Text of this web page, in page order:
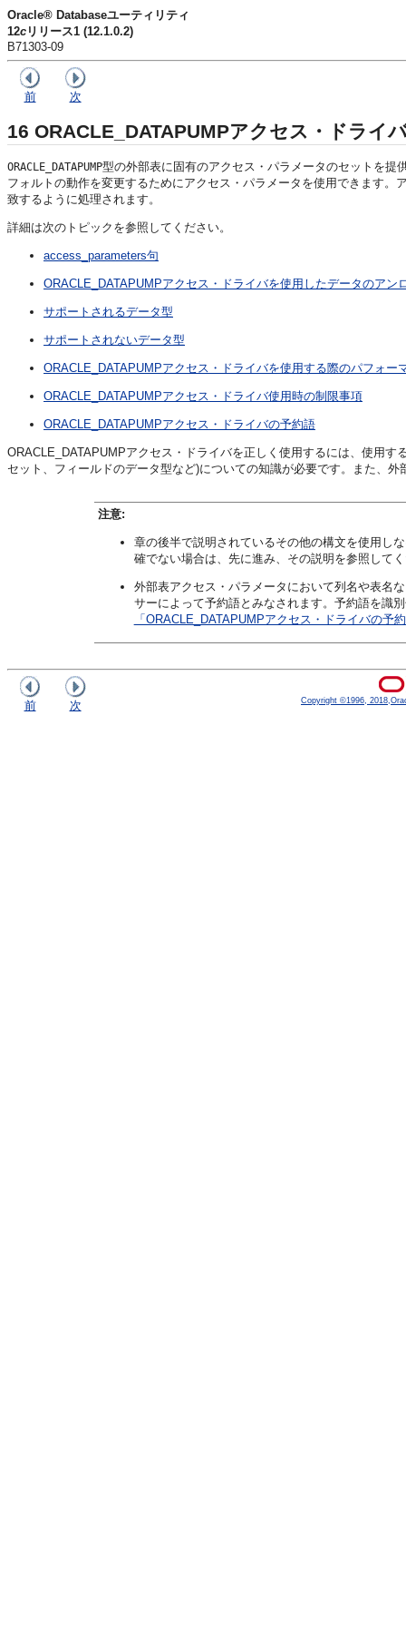
Oracle® Databaseユーティリティ
12c リリース1 (12.1.0.2)
B71303-09
前 次
16 ORACLE_DATAPUMPアクセス・ドライ
ORACLE_DATAPUMP型の外部表に固有のアクセス・パラメータのセットを提
フォルトの動作を変更するためにアクセス・パラメータを使用できます
致するように処理されます。
詳細は次のトピックを参照してください。
access_parameters句
ORACLE_DATAPUMPアクセス・ドライバを使用したデータのアン
サポートされるデータ型
サポートされないデータ型
ORACLE_DATAPUMPアクセス・ドライバを使用する際のパフォー
ORACLE_DATAPUMPアクセス・ドライバ使用時の制限事項
ORACLE_DATAPUMPアクセス・ドライバの予約語
ORACLE_DATAPUMPアクセス・ドライバを正しく使用するには、使用
セット、フィールドのデータ型など)についての知識が必要です。また、
注意:
章の後半で説明されているその他の構文を使用し
確でない場合は、先に進み、その説明を参照して
外部表アクセス・パラメータにおいて列名や表名
サーによって予約語とみなされます。予約語を識
「ORACLE_DATAPUMPアクセス・ドライバの予
前 次 Copyright ©1996,